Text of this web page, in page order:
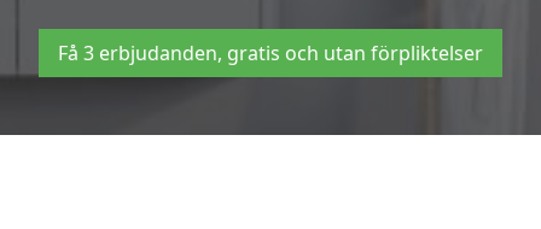
Få 3 erbjudanden, gratis och utan förpliktelser